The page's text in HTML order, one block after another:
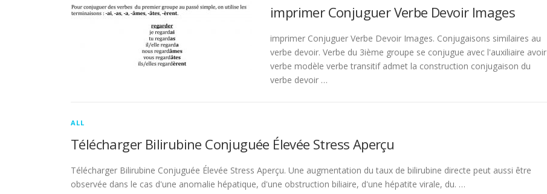
imprimer Conjuguer Verbe Devoir Images
imprimer Conjuguer Verbe Devoir Images. Conjugaisons similaires au
verbe devoir. Verbe du 3ième groupe se conjugue avec l'auxiliaire avoir
verbe modèle verbe transitif admet la construction conjugaison du
verbe devoir …
ALL
Télécharger Bilirubine Conjuguée Élevée Stress Aperçu
Télécharger Bilirubine Conjuguée Élevée Stress Aperçu. Une augmentation du taux de bilirubine directe peut aussi être
observée dans le cas d'une anomalie hépatique, d'une obstruction biliaire, d'une hépatite virale, du. …